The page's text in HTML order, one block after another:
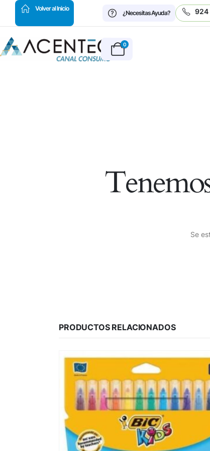
Volver al Inicio
¿Necesitas Ayuda?
924
0
Se
PRODUCTOS RELACIONADOS